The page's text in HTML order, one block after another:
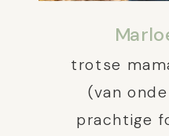
trotse
(van
prachtige